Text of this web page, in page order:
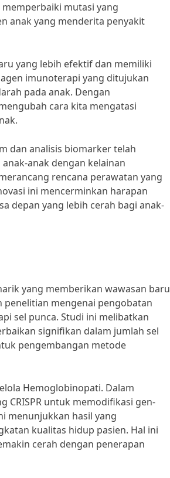
mutasi yang
anak yang menderita penyakit
yang lebih efektif dan memiliki
imunoterapi yang ditujukan
pada anak. Dengan
cara kita mengatasi
dan analisis biomarker telah
anak dengan kelainan
rencana perawatan yang
ini mencerminkan harapan
depan yang lebih cerah bagi anak-
yang memberikan wawasan baru
penelitian mengenai pengobatan
sel punca. Studi ini melibatkan
signifikan dalam jumlah sel
pengembangan metode
Hemoglobinopati. Dalam
CRISPR untuk memodifikasi gen-
menunjukkan hasil yang
kualitas hidup pasien. Hal ini
cerah dengan penerapan